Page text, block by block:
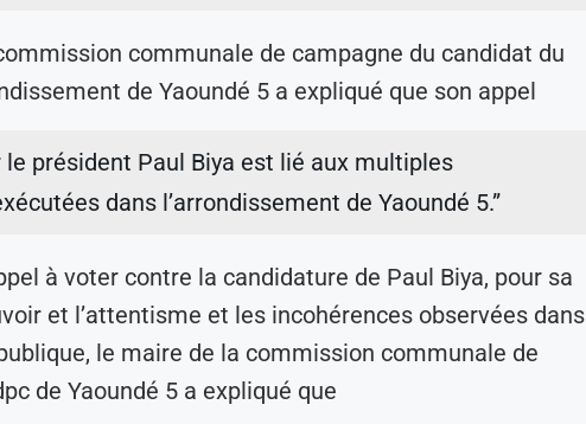
communale de campagne du candidat du
de Yaoundé 5 a expliqué que son appel
le président Paul Biya est lié aux multiples
dans l’arrondissement de Yaoundé 5.”
à voter contre la candidature de Paul Biya, pour sa
et l’attentisme et les incohérences observées dans
le maire de la commission communale de
de Yaoundé 5 a expliqué que